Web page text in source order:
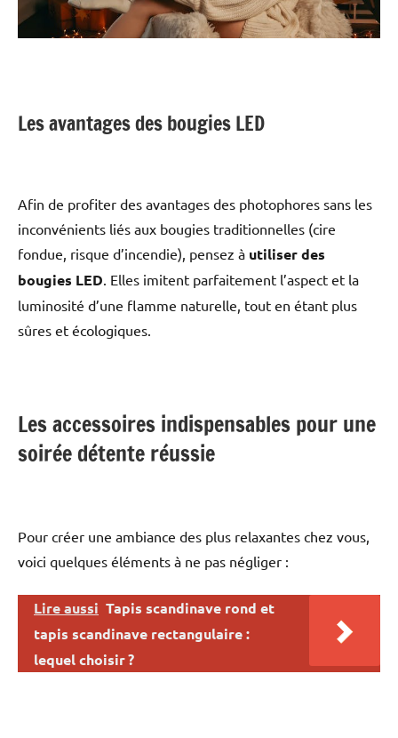
Les avantages des bougies LED
Afin de profiter des avantages des photophores sans les
inconvénients liés aux bougies traditionnelles (cire
fondue, risque d’incendie), pensez à utiliser des
bougies LED . Elles imitent parfaitement l’aspect et la
luminosité d’une flamme naturelle, tout en étant plus
sûres et écologiques.
Les accessoires indispensables pour une
soirée détente réussie
Pour créer une ambiance des plus relaxantes chez vous,
voici quelques éléments à ne pas négliger :
Lire aussi Tapis scandinave rond et
tapis scandinave rectangulaire :
lequel choisir ?